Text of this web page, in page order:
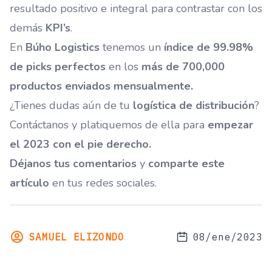
resultado positivo e integral para contrastar con los
demás KPI’s.
En Búho Logistics tenemos un índice de 99.98%
de picks perfectos en los más de 700,000
productos enviados mensualmente.
¿Tienes dudas aún de tu logística de distribución?
Contáctanos y platiquemos de ella para empezar
el 2023 con el pie derecho.
Déjanos tus comentarios y comparte este
artículo en tus redes sociales.
SAMUEL ELIZONDO 08/ene/2023